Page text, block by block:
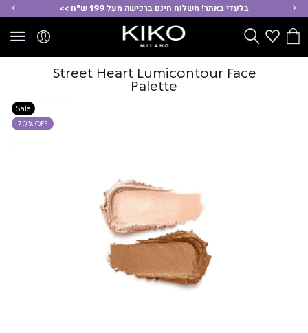
בלעדי באתר! משלוח חינם ברכישה מעל 199 ש"ח >>
הסל
Wishlistחפש
Sale
70% OFF
Street Heart Lumicontour Face
Palette